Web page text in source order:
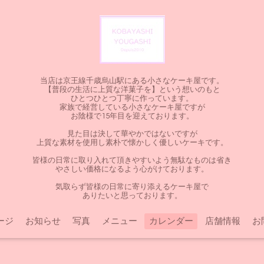
当店は京王線千歳烏山駅にある小さなケーキ屋です。
【普段の生活に上質な洋菓子を】という想いのもと
ひとつひとつ丁寧に作っています。
家族で経営している小さなケーキ屋ですが
お陰様で15年目を迎えております。
見た目は決して華やかではないですが
上質な素材を使用し素朴で懐かしく優しいケーキです。
皆様の日常に取り入れて頂きやすいよう無駄なものは省き
やさしい価格になるよう心がけております。
気取らず皆様の日常に寄り添えるケーキ屋で
ありたいと思っております。
ジ お知らせ 写真 メニュー カレンダー 店舗情報 お